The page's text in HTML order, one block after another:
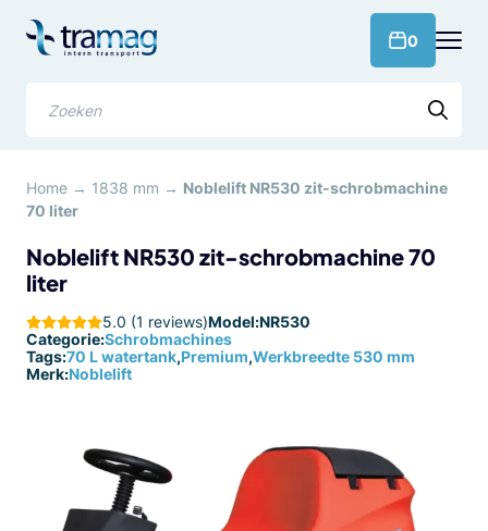
naar
0
Home → 1838 mm → Noblelift NR530 zit-schrobmachine
70 liter
Noblelift NR530 zit-schrobmachine 70
liter
5.0 (1 reviews)Model:NR530
Categorie:Schrobmachines
Tags:70 L watertank,Premium,Werkbreedte 530 mm
Merk:Noblelift